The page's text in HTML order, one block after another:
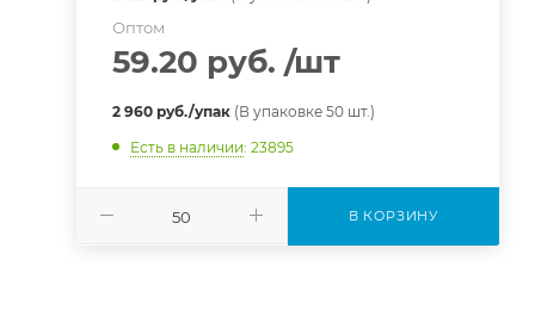
Оптом
59.20 руб. /шт
2 960 руб./упак(В упаковке 50 шт.)
Есть в наличии: 23895
В КОРЗИНУ